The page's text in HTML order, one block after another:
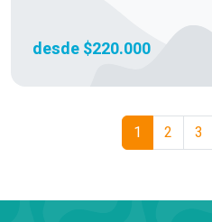
desde $220.000
1 2 3